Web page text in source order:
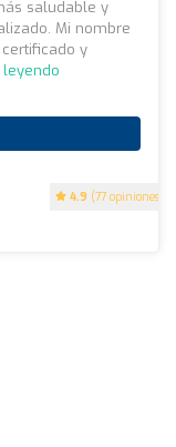
4.9 (77 opiniones)
saludable y
Mi nombre
y
leyendo